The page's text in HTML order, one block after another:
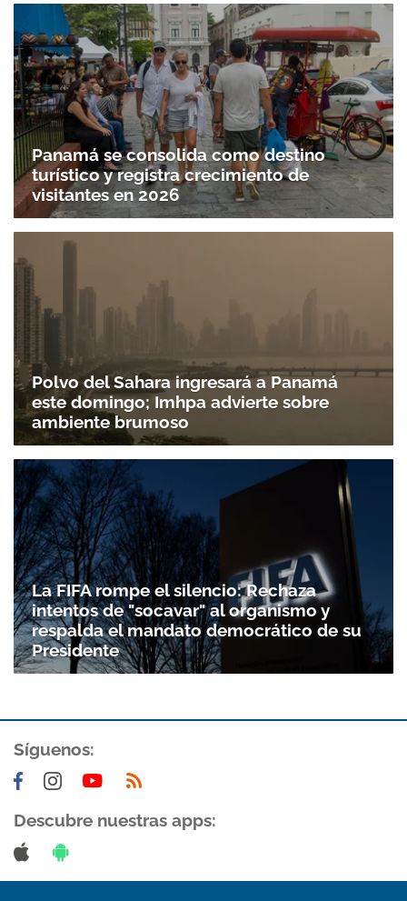
Panamá se consolida como destino
turístico y registra crecimiento de
visitantes en 2026
Polvo del Sahara ingresará a Panamá
este domingo; Imhpa advierte sobre
ambiente brumoso
La FIFA rompe el silencio: Rechaza
intentos de "socavar" al organismo y
respalda el mandato democrático de su
Presidente
Síguenos:
Descubre nuestras apps: